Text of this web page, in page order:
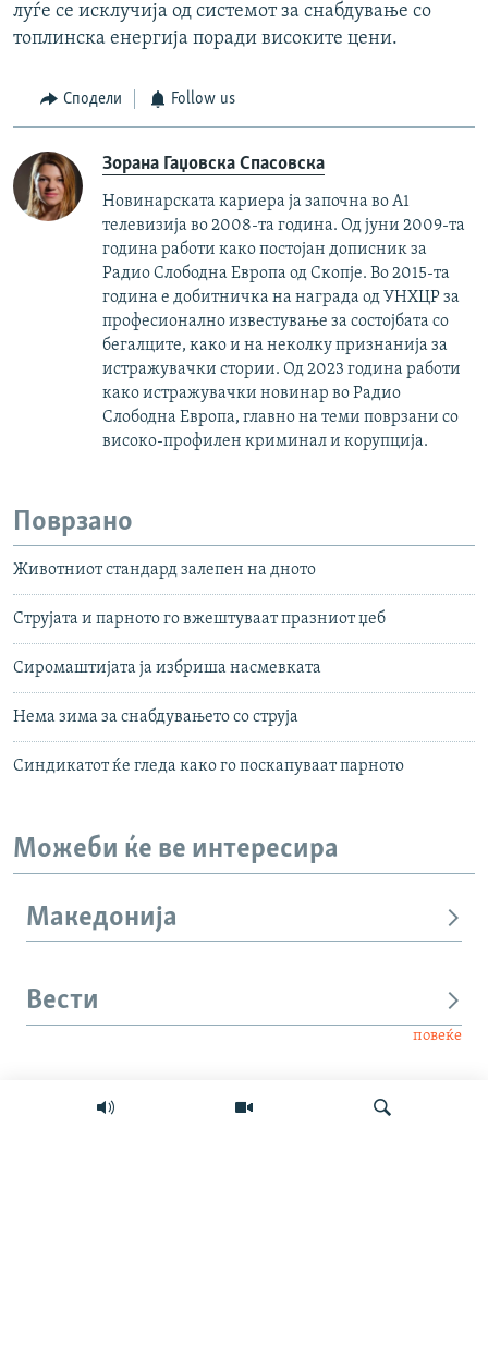
луѓе се исклучија од системот за снабдување со
топлинска енергија поради високите цени.
Сподели Follow us
Зорана Гаџовска Спасовска
Новинарската кариера ја започна во А1
телевизија во 2008-та година. Од јуни 2009-та
година работи како постојан дописник за
Радио Слободна Европа од Скопје. Во 2015-та
година е добитничка на награда од УНХЦР за
професионално известување за состојбата со
бегалците, како и на неколку признанија за
истражувачки стории. Од 2023 година работи
како истражувачки новинар во Радио
Слободна Европа, главно на теми поврзани со
високо-профилен криминал и корупција.
Поврзано
Животниот стандард залепен на дното
Струјата и парното го вжештуваат празниот џеб
Сиромаштијата ја избриша насмевката
Нема зима за снабдувањето со струја
Синдикатот ќе гледа како го поскапуваат парното
Можеби ќе ве интересира
Македонија
Вести
повеќе
Интервју